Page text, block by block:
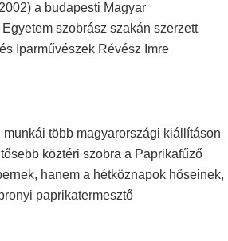
a budapesti Magyar
szobrász szakán szerzett
Iparművészek Révész Imre
több magyarországi kiállításon
köztéri szobra a Paprikafűző
hanem a hétköznapok hőseinek,
paprikatermesztő